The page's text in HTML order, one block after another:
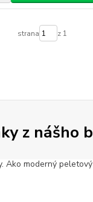
strana z 1
z nášho